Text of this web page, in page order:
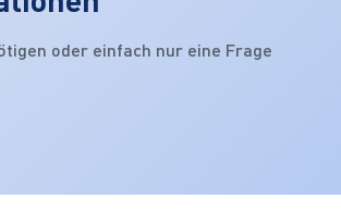
oder einfach nur eine Frage